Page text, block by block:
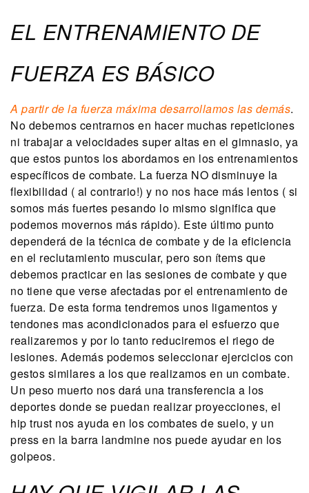
EL ENTRENAMIENTO DE
FUERZA ES BÁSICO
A partir de la fuerza máxima desarrollamos las demás.
No debemos centrarnos en hacer muchas repeticiones
ni trabajar a velocidades super altas en el gimnasio, ya
que estos puntos los abordamos en los entrenamientos
específicos de combate. La fuerza NO disminuye la
flexibilidad ( al contrario!) y no nos hace más lentos ( si
somos más fuertes pesando lo mismo significa que
podemos movernos más rápido). Este último punto
dependerá de la técnica de combate y de la eficiencia
en el reclutamiento muscular, pero son ítems que
debemos practicar en las sesiones de combate y que
no tiene que verse afectadas por el entrenamiento de
fuerza. De esta forma tendremos unos ligamentos y
tendones mas acondicionados para el esfuerzo que
realizaremos y por lo tanto reduciremos el riego de
lesiones. Además podemos seleccionar ejercicios con
gestos similares a los que realizamos en un combate.
Un peso muerto nos dará una transferencia a los
deportes donde se puedan realizar proyecciones, el
hip trust nos ayuda en los combates de suelo, y un
press en la barra landmine nos puede ayudar en los
golpeos.